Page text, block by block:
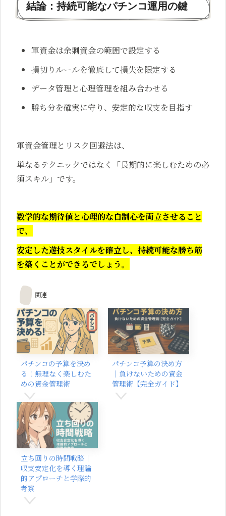
結論：持続可能なパチンコ運用の鍵
軍資金は余剰資金の範囲で設定する
損切りルールを徹底して損失を限定する
データ管理と心理管理を組み合わせる
勝ち分を確実に守り、安定的な収支を目指す
軍資金管理とリスク回避法は、
単なるテクニックではなく「長期的に楽しむための必
須スキル」です。
数学的な期待値と心理的な自制心を両立させること
で、
安定した遊技スタイルを確立し、持続可能な勝ち筋
を築くことができるでしょう。
関連
パチンコの予算を決め
る！無理なく楽しむた
めの資金管理術
パチンコ予算の決め方
｜負けないための資金
管理術【完全ガイド】
立ち回りの時間戦略｜
収支安定化を導く理論
的アプローチと学際的
考察